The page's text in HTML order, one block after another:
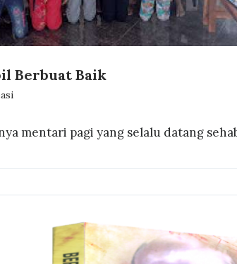
Berbuat Baik
mentari pagi yang selalu datang